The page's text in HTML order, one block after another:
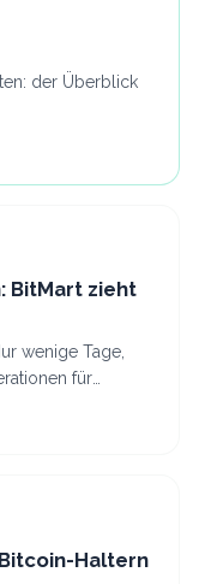
der Überblick
BitMart zieht
wenige Tage,
für
zieht nun die
Haltern